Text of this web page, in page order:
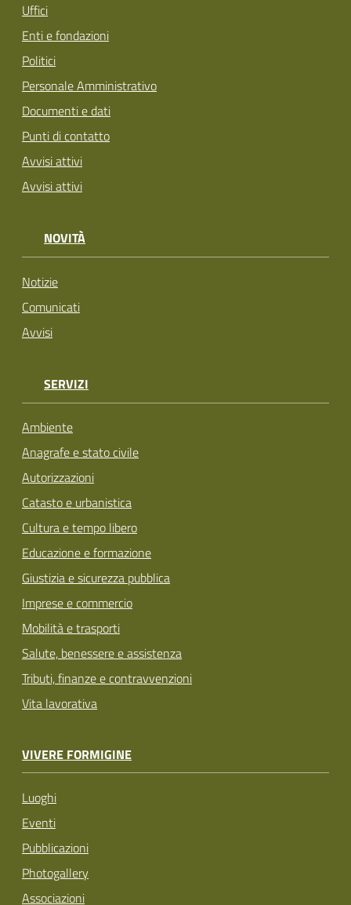
Uffici
Enti e fondazioni
Politici
Personale Amministrativo
Documenti e dati
Punti di contatto
Avvisi attivi
Avvisi attivi
NOVITÀ
Notizie
Comunicati
Avvisi
SERVIZI
Ambiente
Anagrafe e stato civile
Autorizzazioni
Catasto e urbanistica
Cultura e tempo libero
Educazione e formazione
Giustizia e sicurezza pubblica
Imprese e commercio
Mobilità e trasporti
Salute, benessere e assistenza
Tributi, finanze e contravvenzioni
Vita lavorativa
VIVERE FORMIGINE
Luoghi
Eventi
Pubblicazioni
Photogallery
Associazioni